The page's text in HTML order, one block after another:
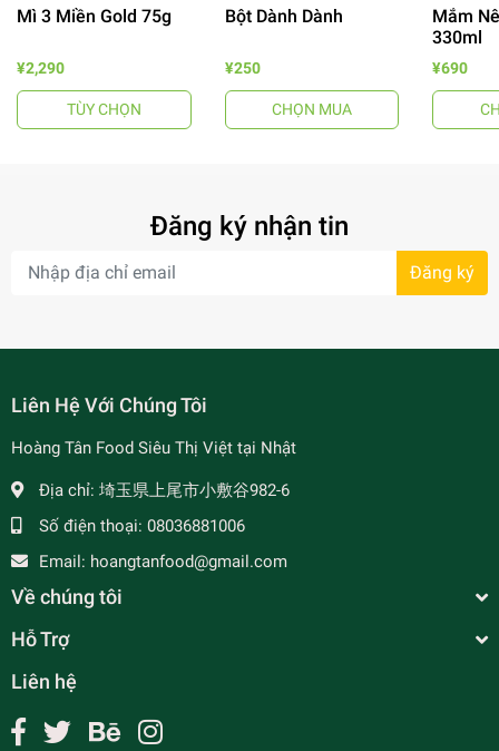
- 7%
Mì 3 Miền Gold 75g
¥2,290
TÙY CHỌN
Bột Dành Dành
¥250
CHỌN MUA
Mắm
330ml
¥690
Đăng ký nhận tin
Đăng ký
Liên Hệ Với Chúng Tôi
Hoàng Tân Food Siêu Thị Việt tại Nhật
Địa chỉ: 埼玉県上尾市小敷谷982-6
Số điện thoại: 08036881006
Email: hoangtanfood@gmail.com
Về chúng tôi
Hỗ Trợ
Liên hệ
undefined